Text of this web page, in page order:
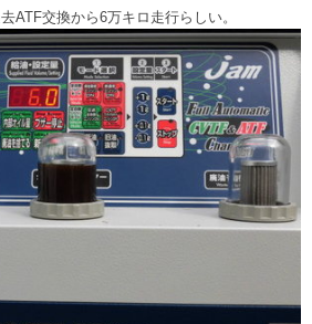
ATF交換から6万キロ走行らしい。